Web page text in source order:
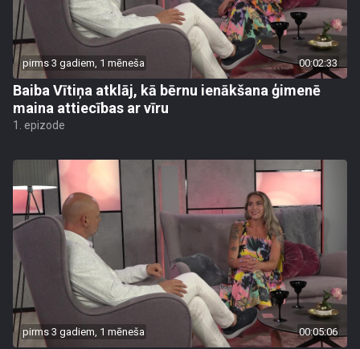
pirms 3 gadiem, 1 mēneša 00:02:33
Baiba Vītiņa atklāj, kā bērnu ienākšana ģimenē
maina attiecības ar vīru
1. epizode
pirms 3 gadiem, 1 mēneša 00:05:06